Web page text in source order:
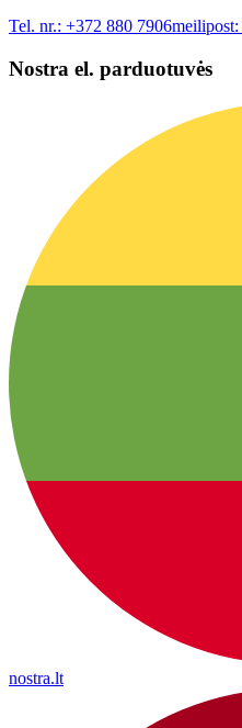
Tel. nr.: +372 880 7906meilipost:
Nostra el. parduotuvės
nostra.lt